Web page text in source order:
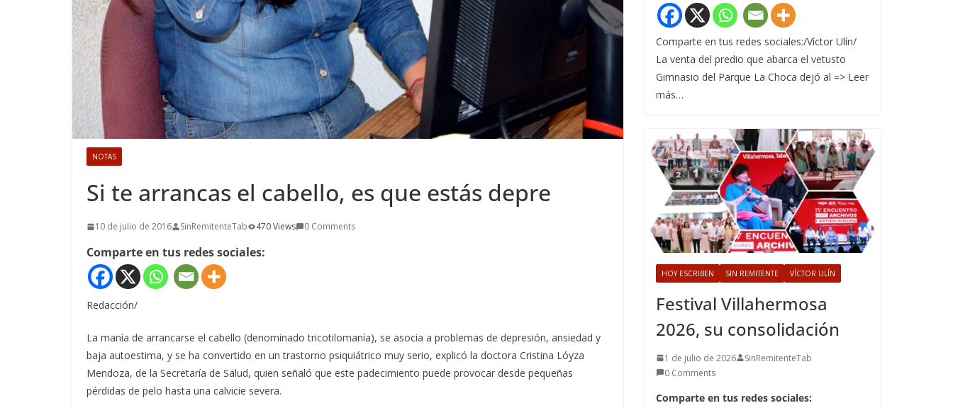
NOTAS
Si te arrancas el cabello, es que estás depre
10 de julio de 2016 SinRemitenteTab 470 Views 0 Comments
Comparte en tus redes sociales:
Redacción/
La manía de arrancarse el cabello (denominado tricotilomanía), se asocia a problemas de depresión, ansiedad y
baja autoestima, y se ha convertido en un trastorno psiquiátrico muy serio, explicó la doctora Cristina Lóyza
Mendoza, de la Secretaría de Salud, quien señaló que este padecimiento puede provocar desde pequeñas
pérdidas de pelo hasta una calvicie severa.
Comparte en tus redes sociales:/Víctor Ulín/
La venta del predio que abarca el vetusto
Gimnasio del Parque La Choca dejó al => Leer
más…
HOY ESCRIBEN SIN REMITENTE VÍCTOR ULÍN
Festival Villahermosa
2026, su consolidación
1 de julio de 2026
SinRemitenteTab
0 Comments
Comparte en tus redes sociales: